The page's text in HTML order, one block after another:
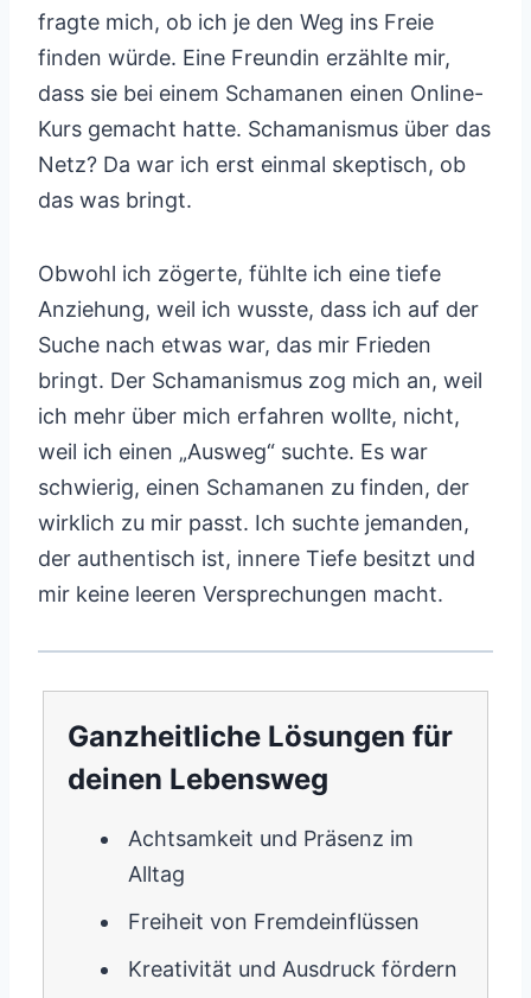
fragte mich, ob ich je den Weg ins Freie
finden würde. Eine Freundin erzählte mir,
dass sie bei einem Schamanen einen Online-
Kurs gemacht hatte. Schamanismus über das
Netz? Da war ich erst einmal skeptisch, ob
das was bringt.
Obwohl ich zögerte, fühlte ich eine tiefe
Anziehung, weil ich wusste, dass ich auf der
Suche nach etwas war, das mir Frieden
bringt. Der Schamanismus zog mich an, weil
ich mehr über mich erfahren wollte, nicht,
weil ich einen „Ausweg“ suchte. Es war
schwierig, einen Schamanen zu finden, der
wirklich zu mir passt. Ich suchte jemanden,
der authentisch ist, innere Tiefe besitzt und
mir keine leeren Versprechungen macht.
Ganzheitliche Lösungen für
deinen Lebensweg
Achtsamkeit und Präsenz im
Alltag
Freiheit von Fremdeinflüssen
Kreativität und Ausdruck fördern